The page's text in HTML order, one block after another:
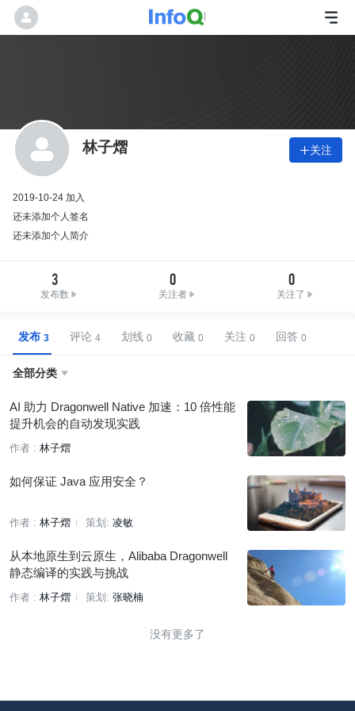
林子熠 关注
2019-10-24 加入
还未添加个人签名
还未添加个人简介
3
发布数
0
关注者
0
关注了
发布 评论 划线 收藏 关注 回答
全部分类 
AI 助力 Dragonwell Native 加速：10 倍性能
提升机会的自动发现实践
作者 : 林子熠
如何保证 Java 应用安全？
作者 : 林子熠 策划: 凌敏
从本地原生到云原生，Alibaba Dragonwell
静态编译的实践与挑战
作者 : 林子熠 策划: 张晓楠
没有更多了